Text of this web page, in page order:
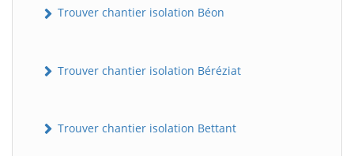
Trouver chantier isolation Béon
Trouver chantier isolation Béréziat
Trouver chantier isolation Bettant